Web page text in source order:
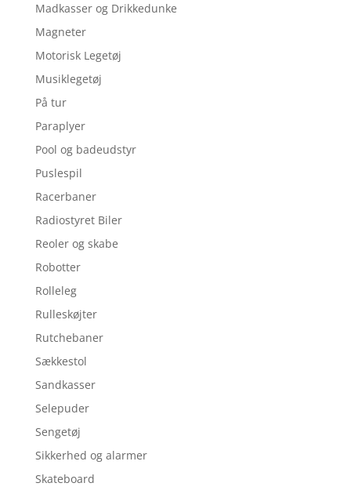
Madkasser og Drikkedunke
Magneter
Motorisk Legetøj
Musiklegetøj
På tur
Paraplyer
Pool og badeudstyr
Puslespil
Racerbaner
Radiostyret Biler
Reoler og skabe
Robotter
Rolleleg
Rulleskøjter
Rutchebaner
Sækkestol
Sandkasser
Selepuder
Sengetøj
Sikkerhed og alarmer
Skateboard